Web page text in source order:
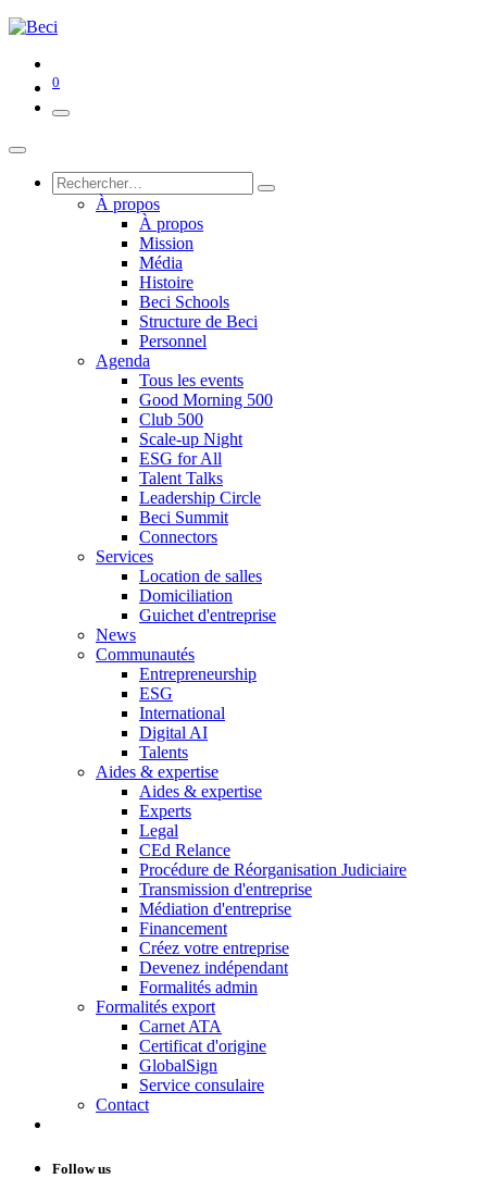
0
À propos
À propos
Mission
Média
Histoire
Beci Schools
Structure de Beci
Personnel
Agenda
Tous les events
Good Morning 500
Club 500
Scale-up Night
ESG for All
Talent Talks
Leadership Circle
Beci Summit
Connectors
Services
Location de salles
Domiciliation
Guichet d'entreprise
News
Communautés
Entrepreneurship
ESG
International
Digital AI
Talents
Aides & expertise
Aides & expertise
Experts
Legal
CEd Relance
Procédure de Réorganisation Judiciaire
Transmission d'entreprise
Médiation d'entreprise
Financement
Créez votre entreprise
Devenez indépendant
Formalités admin
Formalités export
Carnet ATA
Certificat d'origine
GlobalSign
Service consulaire
Contact
Follow us